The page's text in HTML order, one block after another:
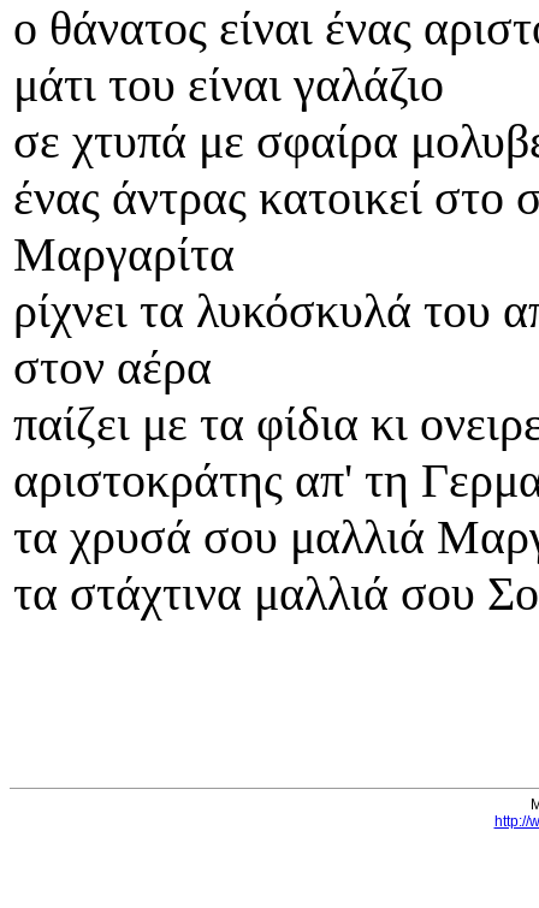
ο θάνατος είναι ένας
μάτι του είναι γαλάζιο
σε χτυπά με σφαίρα
ένας άντρας κατοικεί στο
Μαργαρίτα
ρίχνει τα λυκόσκυλά του
στον αέρα
παίζει με τα φίδια κι
αριστοκράτης απ' τη
τα χρυσά σου μαλλιά
τα στάχτινα μαλλιά σου
http://